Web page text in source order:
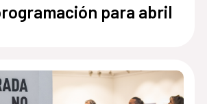
para abril